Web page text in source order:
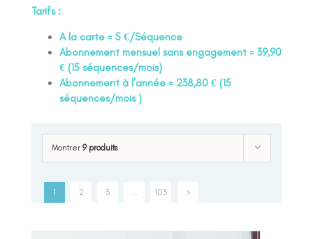
Tarifs :
A la carte = 5 €/Séquence
Abonnement mensuel sans engagement = 39,90
€ (15 séquences/mois)
Abonnement à l’année = 238,80 € (15
séquences/mois )
Montrer 9 produits
1 2 3 103